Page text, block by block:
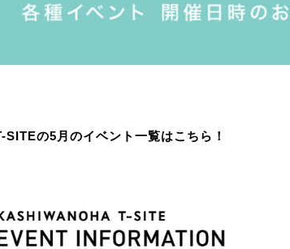
SITEの5月のイベント一覧はこちら！